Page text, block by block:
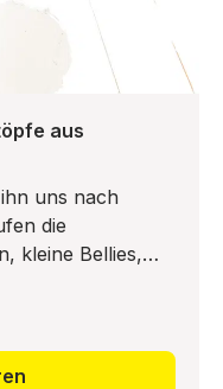
aus
uns nach
die
kleine Bellies,
nach